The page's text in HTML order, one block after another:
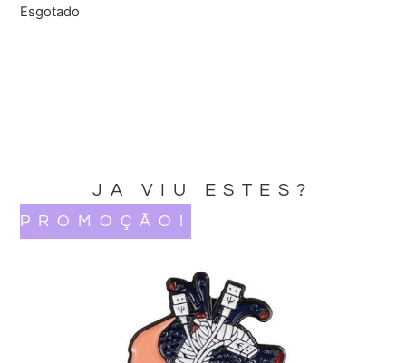
Esgotado
JA VIU ESTES?
PROMOÇÃO!